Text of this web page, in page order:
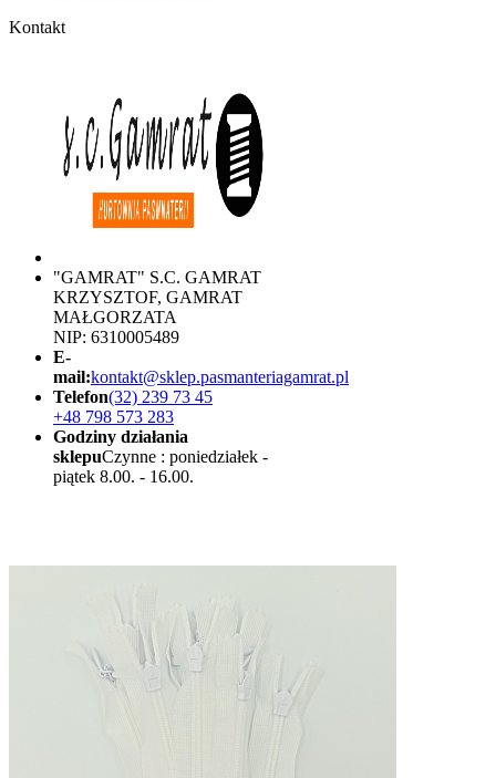
Kontakt
"GAMRAT" S.C. GAMRAT
KRZYSZTOF, GAMRAT
MAŁGORZATA
NIP: 6310005489
E-
mail:kontakt@sklep.pasmanteriagamrat.pl
Telefon(32) 239 73 45
+48 798 573 283
Godziny działania
sklepuCzynne : poniedziałek -
piątek 8.00. - 16.00.